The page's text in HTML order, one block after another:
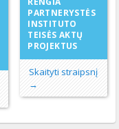
PARTNERYSTĖS
INSTITUTO
TEISĖS AKTŲ
PROJEKTUS
Skaityti straipsnį
→